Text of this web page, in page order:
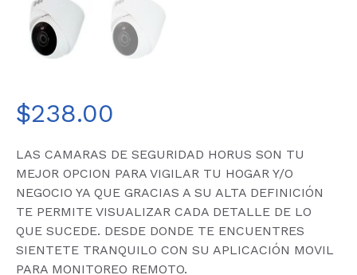
$238.00
LAS CAMARAS DE SEGURIDAD HORUS SON TU
MEJOR OPCION PARA VIGILAR TU HOGAR Y/O
NEGOCIO YA QUE GRACIAS A SU ALTA DEFINICIÓN
TE PERMITE VISUALIZAR CADA DETALLE DE LO
QUE SUCEDE. DESDE DONDE TE ENCUENTRES
SIENTETE TRANQUILO CON SU APLICACIÓN MOVIL
PARA MONITOREO REMOTO.